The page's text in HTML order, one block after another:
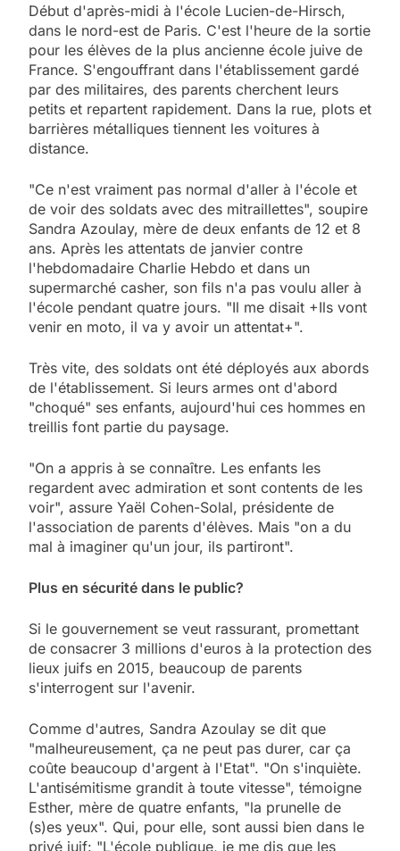
Début d'après-midi à l'école Lucien-de-Hirsch,
dans le nord-est de Paris. C'est l'heure de la sortie
pour les élèves de la plus ancienne école juive de
France. S'engouffrant dans l'établissement gardé
par des militaires, des parents cherchent leurs
petits et repartent rapidement. Dans la rue, plots et
barrières métalliques tiennent les voitures à
distance.
"Ce n'est vraiment pas normal d'aller à l'école et
de voir des soldats avec des mitraillettes", soupire
Sandra Azoulay, mère de deux enfants de 12 et 8
ans. Après les attentats de janvier contre
l'hebdomadaire Charlie Hebdo et dans un
supermarché casher, son fils n'a pas voulu aller à
l'école pendant quatre jours. "Il me disait +Ils vont
venir en moto, il va y avoir un attentat+".
Très vite, des soldats ont été déployés aux abords
de l'établissement. Si leurs armes ont d'abord
"choqué" ses enfants, aujourd'hui ces hommes en
treillis font partie du paysage.
"On a appris à se connaître. Les enfants les
regardent avec admiration et sont contents de les
voir", assure Yaël Cohen-Solal, présidente de
l'association de parents d'élèves. Mais "on a du
mal à imaginer qu'un jour, ils partiront".
Plus en sécurité dans le public?
Si le gouvernement se veut rassurant, promettant
de consacrer 3 millions d'euros à la protection des
lieux juifs en 2015, beaucoup de parents
s'interrogent sur l'avenir.
Comme d'autres, Sandra Azoulay se dit que
"malheureusement, ça ne peut pas durer, car ça
coûte beaucoup d'argent à l'Etat". "On s'inquiète.
L'antisémitisme grandit à toute vitesse", témoigne
Esther, mère de quatre enfants, "la prunelle de
(s)es yeux". Qui, pour elle, sont aussi bien dans le
privé juif: "L'école publique, je me dis que les